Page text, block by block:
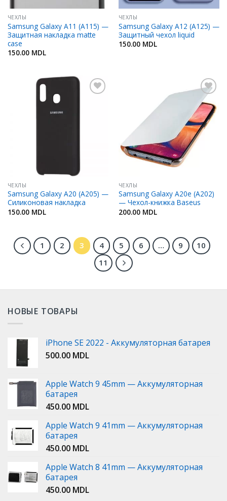
ЧЕХЛЫ
Samsung Galaxy A11 (A115) —
Защитная накладка matte
case
150.00 MDL
ЧЕХЛЫ
Samsung Galaxy A12 (A125) —
Защитный чехол liquid
150.00 MDL
ЧЕХЛЫ
Samsung Galaxy A20 (A205) —
Силиконовая накладка
150.00 MDL
Добавить
в
Избранное
ЧЕХЛЫ
Samsung Galaxy A20e (A202)
— Чехол-книжка Baseus
200.00 MDL
1 2 3 4 5 6 … 9
10
11
НОВЫЕ ТОВАРЫ
iPhone SE 2022 - Аккумуляторная батарея
500.00 MDL
Apple Watch 9 45mm — Аккумуляторная
батарея
450.00 MDL
Apple Watch 9 41mm — Аккумуляторная
батарея
450.00 MDL
Apple Watch 8 41mm — Аккумуляторная
батарея
450.00 MDL